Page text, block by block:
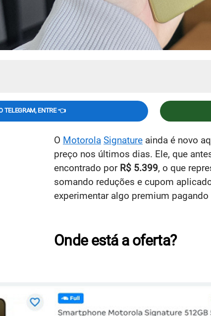
TELEGRAM, ENTRE 👈
O Motorola Signature ainda é novo
preço nos últimos dias. Ele, que
encontrado por R$ 5.399, o que
somando reduções e cupom
experimentar algo premium
Onde está a oferta?